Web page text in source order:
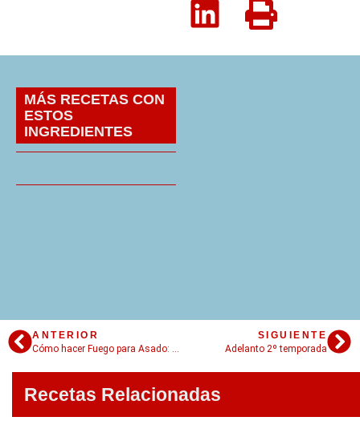
MÁS RECETAS CON
ESTOS
INGREDIENTES
ANTERIOR
SIGUIENTE
Adelanto 2º temporada
Recetas Relacionadas